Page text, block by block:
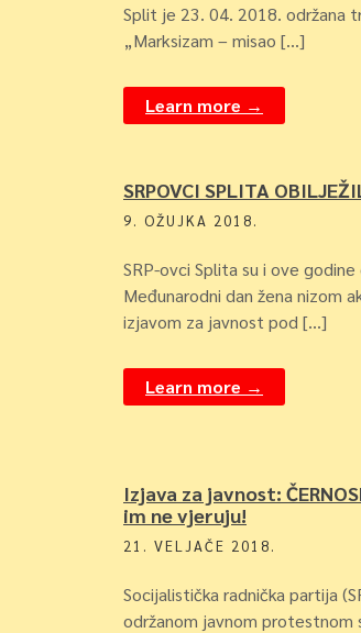
Split je 23. 04. 2018. održana
„Marksizam – misao […]
Learn more →
SRPOVCI SPLITA
9. OŽUJKA 2018.
SRP-ovci Splita su i ove
Međunarodni dan žena nizom
izjavom za javnost pod […]
Learn more →
Izjava za javnost:
im ne vjeruju!
21. VELJAČE 2018.
Socijalistička radnička partija
održanom javnom protestnom